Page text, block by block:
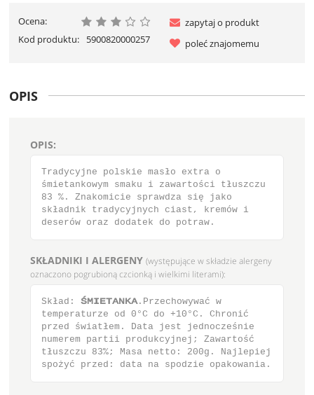
Ocena:
Kod produktu:
5900820000257
zapytaj o produkt
poleć znajomemu
OPIS
OPIS:
Tradycyjne polskie masło extra o
śmietankowym smaku i zawartości tłuszczu
83 %. Znakomicie sprawdza się jako
składnik tradycyjnych ciast, kremów i
deserów oraz dodatek do potraw.
SKŁADNIKI I ALERGENY (występujące w składzie alergeny
oznaczono pogrubioną czcionką i wielkimi literami):
Skład: μΝΙΕΥΑΞΛΑ.Przechowywać w
temperaturze od 0°C do +10°C. Chronić
przed światłem. Data jest jednocześnie
numerem partii produkcyjnej; Zawartość
tłuszczu 83%; Masa netto: 200g. Najlepiej
spożyć przed: data na spodzie opakowania.